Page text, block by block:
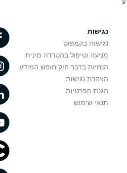
נגישות
נגישות בקמפוס
מניעה וטיפול בהטרדה מינית
הנחיות בדבר חוק חופש המידע
הצהרת נגישות
הגנת הפרטיות
תנאי שימוש